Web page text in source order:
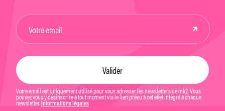
Votre email est uniquement utilisé pour vous adresser les newsletters de mk2. Vous
pouvez vous y désinscrire à tout moment via le lien prévu à cet effet intégré à chaque
newsletter. Informations légales